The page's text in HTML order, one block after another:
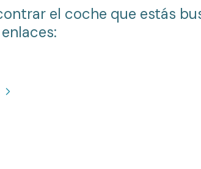
el coche que estás